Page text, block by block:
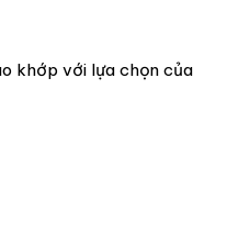
khớp với lựa chọn của